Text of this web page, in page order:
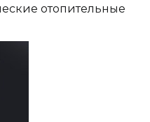
отопительные